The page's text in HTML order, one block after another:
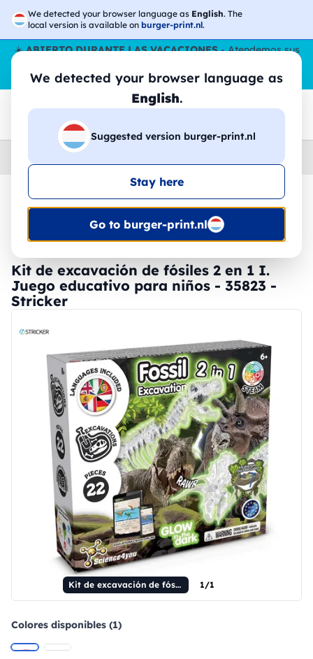
We detected your browser language as English. The
local version is available on burger-print.nl.
We detected your browser language as
English.
Suggested version burger-print.nl
Stay here
Go to burger-print.nl
☀️ABIERTO DURANTE LAS VACACIONES- Atendemos sus
pedidos durante todo el verano, incluso en agosto.
Sin parar
😎🌴
Home
🔥 -30% de impresión DTF
Kit de excavación de fósiles 2 en 1 I.
Juego educativo para niños - 35823 -
Stricker
Kit de excavación de fósiles 2 en 1 I. Juego educativo para niños 1/1
Colores disponibles (1)